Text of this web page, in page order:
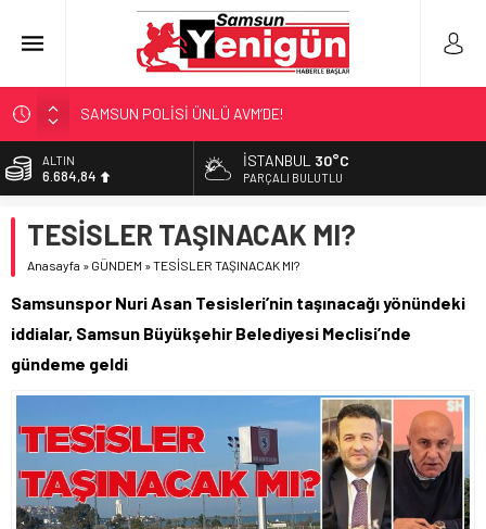
SAMSUN POLİSİ ÜNLÜ AVM’DE!
NEBİYANFEST BÜYÜLEDİ!
ULAŞIMA ZAM MI GELİYOR?
‘EL EMEĞİ’ DAYANIŞMASI
ALTIN
6.684,84
13.811,60
DOLAR
55,1602
İSTANBUL 30°C
PARÇALI BULUTLU
TESİSLER TAŞINACAK MI?
Anasayfa » GÜNDEM »TESİSLER TAŞINACAK MI?
Samsunspor Nuri Asan Tesisleri’nin taşınacağı yönündeki
iddialar, Samsun Büyükşehir Belediyesi Meclisi’nde
gündeme geldi